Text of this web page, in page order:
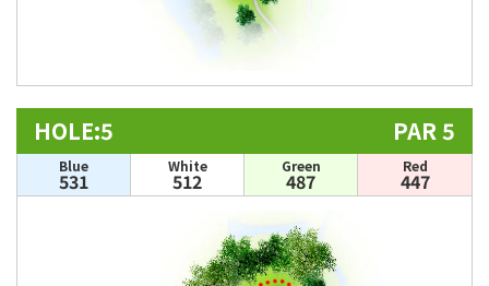
HOLE:5 PAR 5
Blue
531
White
512
Green
487
Red
447